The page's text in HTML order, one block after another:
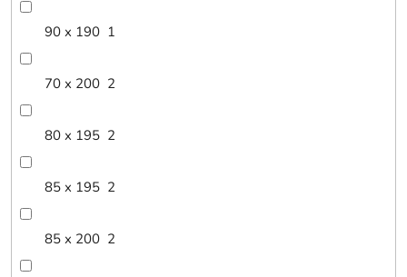
90 x 190 1
70 x 200 2
80 x 195 2
85 x 195 2
85 x 200 2